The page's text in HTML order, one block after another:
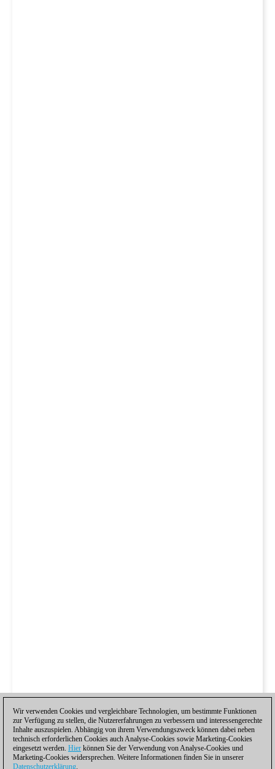
Wir verwenden Cookies und vergleichbare Technologien, um bestimmte Funktionen
zur Verfügung zu stellen, die Nutzererfahrungen zu verbessern und interessengerechte
Inhalte auszuspielen. Abhängig von ihrem Verwendungszweck können dabei neben
technisch erforderlichen Cookies auch Analyse-Cookies sowie Marketing-Cookies
eingesetzt werden. Hier können Sie der Verwendung von Analyse-Cookies und
Marketing-Cookies widersprechen. Weitere Informationen finden Sie in unserer
Datenschutzerklärung.